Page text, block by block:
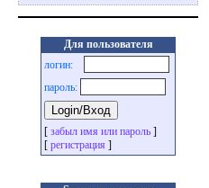
Для пользователя
логин:
пароль:
[ забыл имя или пароль ]
[ регистрация ]